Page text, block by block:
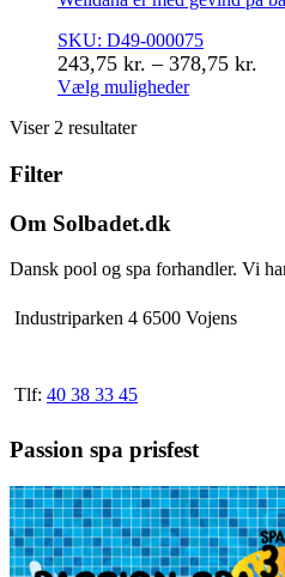
SKU: D49-000075
243,75 kr. – 378,75 kr.
Vælg muligheder
vare
flere
Mulighederne
kan
vælges
på
Viser 2 resultater
Filter
Om Solbadet.dk
Dansk pool og spa forhandler. Vi
Industriparken 4 6500 Vojens
Tlf: 40 38 33 45
Passion spa prisfest